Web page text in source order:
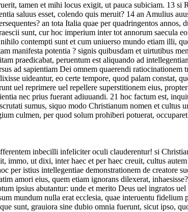
tamen et mihi locus exigit, ut pauca subiciam. 13 si
saluus esset, colendo quis meruit? 14 an Amulius
an tota Italia quae per quadringentos annos,
sunt, cur hoc imperium inter tot annorum saecula
contempti sunt et cum uniuerso mundo etiam illi,
manifesta potentia ? signis quibusdam et uirtutibus
praedicabat, peruentum est aliquando ad
ad sapientiam Dei omnem quaerendi ratiocinationem
uideantur, eo certe tempore, quod palam constat,
uel reprimere uel repellere superstitionem eius,
nec prius fuerant adiuuandi. 21 hoc factum est,
sumus, siquo modo Christianum nomen et cultus
culmen, per quod solum prohiberi potuerat,
inbecilli infeliciter oculi clauderentur! si
ut dixi, inter haec et per haec creuit, cultus
per istius intellegentiae demonstrationem de creatore
amori eius, quem etiam ignorans dilexerat, inhaesisse?
ipsius abutantur: unde et merito Deus uel ingratos
mundum nulla erat ecclesia, quae interuentu
sunt, grauiora sine dubio omnia fuerunt, sicut ipso,